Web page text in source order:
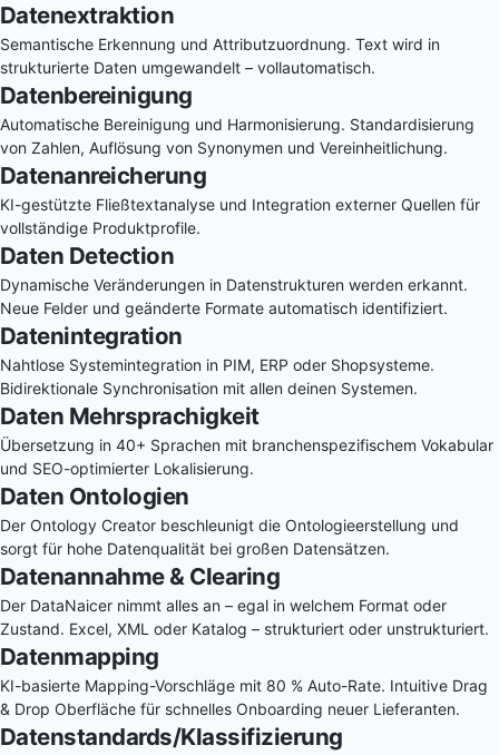
Datenextraktion
Semantische Erkennung und Attributzuordnung. Text wird in
strukturierte Daten umgewandelt – vollautomatisch.
Datenbereinigung
Automatische Bereinigung und Harmonisierung. Standardisierung
von Zahlen, Auflösung von Synonymen und Vereinheitlichung.
Datenanreicherung
KI-gestützte Fließtextanalyse und Integration externer Quellen für
vollständige Produktprofile.
Daten Detection
Dynamische Veränderungen in Datenstrukturen werden erkannt.
Neue Felder und geänderte Formate automatisch identifiziert.
Datenintegration
Nahtlose Systemintegration in PIM, ERP oder Shopsysteme.
Bidirektionale Synchronisation mit allen deinen Systemen.
Daten Mehrsprachigkeit
Übersetzung in 40+ Sprachen mit branchenspezifischem Vokabular
und SEO-optimierter Lokalisierung.
Daten Ontologien
Der Ontology Creator beschleunigt die Ontologieerstellung und
sorgt für hohe Datenqualität bei großen Datensätzen.
Datenannahme & Clearing
Der DataNaicer nimmt alles an – egal in welchem Format oder
Zustand. Excel, XML oder Katalog – strukturiert oder unstrukturiert.
Datenmapping
KI-basierte Mapping-Vorschläge mit 80 % Auto-Rate. Intuitive Drag
& Drop Oberfläche für schnelles Onboarding neuer Lieferanten.
Datenstandards/Klassifizierung